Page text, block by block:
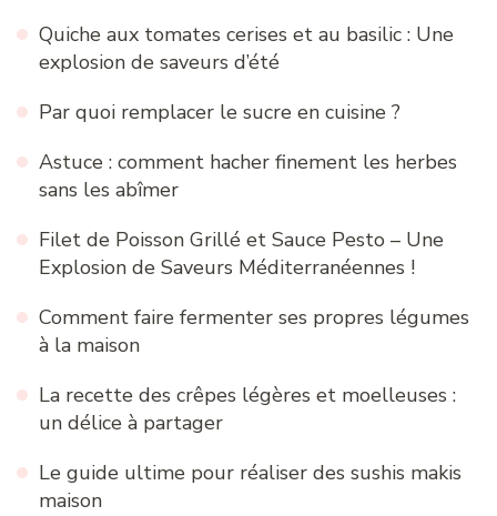
Quiche aux tomates cerises et au basilic : Une
explosion de saveurs d’été
Par quoi remplacer le sucre en cuisine ?
Astuce : comment hacher finement les herbes
sans les abîmer
Filet de Poisson Grillé et Sauce Pesto – Une
Explosion de Saveurs Méditerranéennes !
Comment faire fermenter ses propres légumes
à la maison
La recette des crêpes légères et moelleuses :
un délice à partager
Le guide ultime pour réaliser des sushis makis
maison